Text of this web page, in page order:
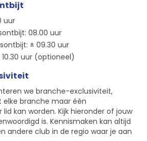
uur
08.00 uur
± 09.30 uur
uur (optioneel)
we branche-exclusiviteit,
elke branche maar één
kan worden. Kijk hieronder of jouw
is. Kennismaken kan altijd
andere club in de regio waar je aan